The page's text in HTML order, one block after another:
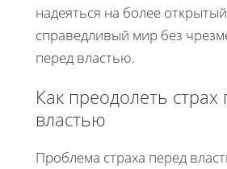
надеяться на более
справедливый мир без
перед властью.
Как преодолеть страх
властью
Проблема страха перед